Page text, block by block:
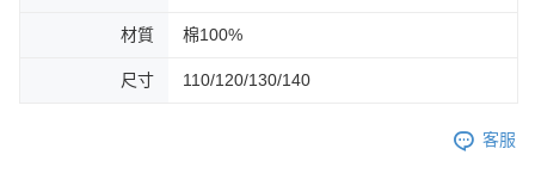
材質 棉100%
尺寸 110/120/130/140
客服